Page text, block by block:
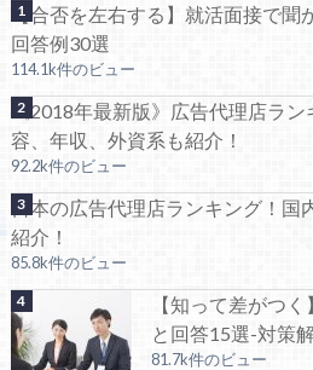
【合否を左右する】就活面接で聞
回答例30選
114.1k件のビュー
《2018年最新版》広告代理店ラン
容、年収、外資系も紹介！
92.2k件のビュー
日本の広告代理店ランキング！国
紹介！
85.8k件のビュー
【知って差がつ
と回答15選-対策
81.7k件のビュー